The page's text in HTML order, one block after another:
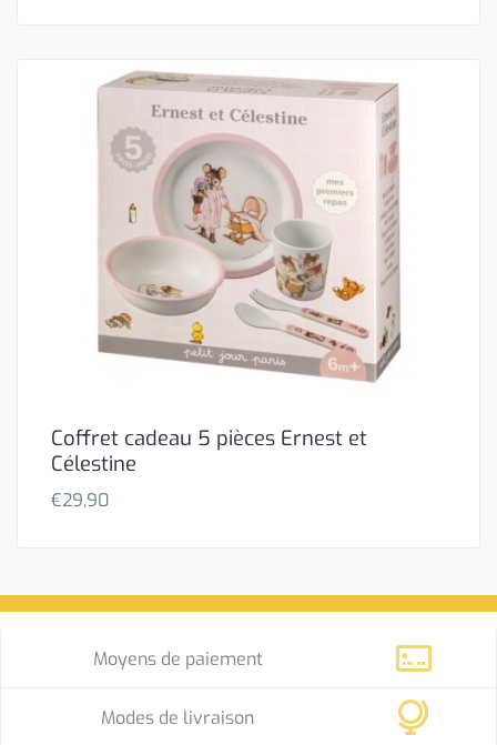
Coffret cadeau 5 pièces Ernest et
Célestine
€29,90
Moyens de paiement
Modes de livraison